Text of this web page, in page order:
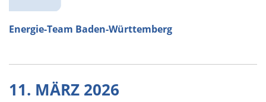
Energie-Team Baden-Württemberg
11. MÄRZ 2026